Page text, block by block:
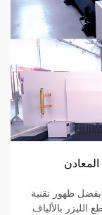
ظهور تقنية
الليزر بالألياف